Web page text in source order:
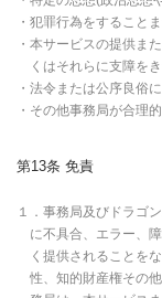
・犯罪行為をすること
・本サービスの提供ま
くはそれらに支障を
・法令または公序良俗
・その他事務局が合理
第13条 免責
１．事務局及びドラゴ
に不具合、エラー、
く提供されることを
性、知的財産権その